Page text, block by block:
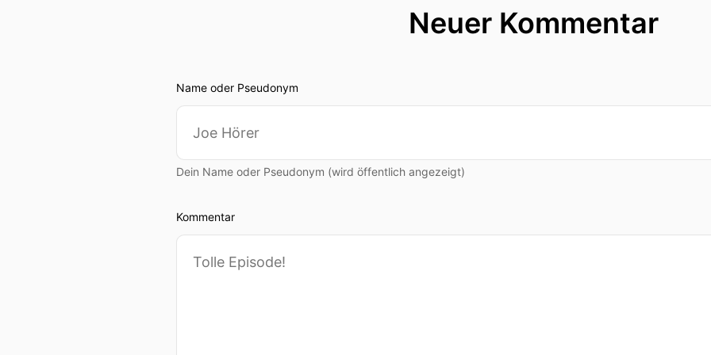
00:01:36: Die Frage aller Fragen ist doch aber, wie geht es denn dann danach
00:01:46: Ich habe nicht genügend Disziplin und das funktioniert irgendwie
Zeitverschwendung waren Dann wirst du weiterhin Zeit verschwenden.
Jahrzehnten keine Personen wie mich gesehen hast die dir das so sagen Okay
Neuer Kommentar
Name oder Pseudonym
Dein Name oder Pseudonym (wird öffentlich angezeigt)
Kommentar